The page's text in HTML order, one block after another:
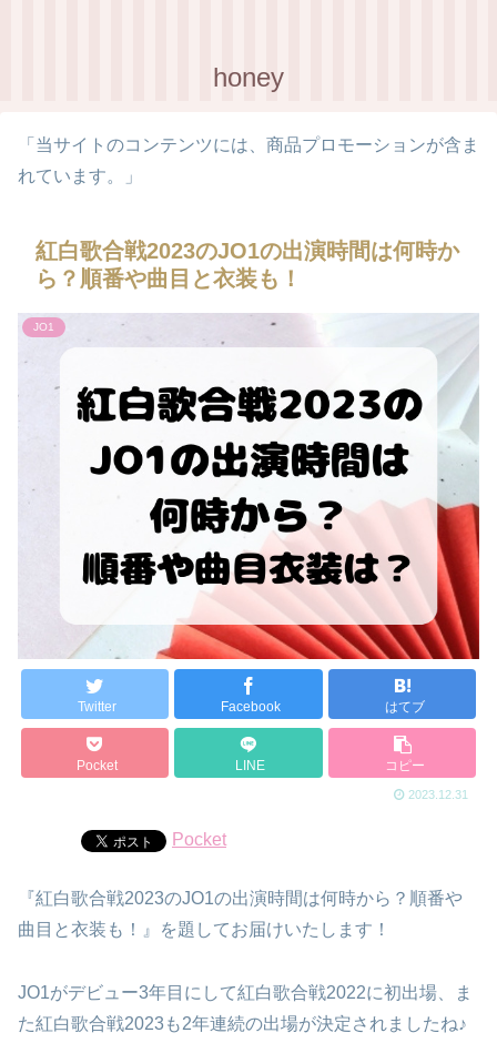
honey
「当サイトのコンテンツには、商品プロモーションが含ま
れています。」
紅白歌合戦2023のJO1の出演時間は何時か
ら？順番や曲目と衣装も！
JO1
Twitter Facebook はてブ
Pocket LINE コピー
2023.12.31
Pocket
『紅白歌合戦2023のJO1の出演時間は何時から？順番や
曲目と衣装も！』を題してお届けいたします！
JO1がデビュー3年目にして紅白歌合戦2022に初出場、ま
た紅白歌合戦2023も2年連続の出場が決定されましたね♪